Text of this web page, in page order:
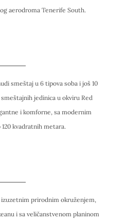
aerodroma Tenerife South.
smeštaj u 6 tipova soba i još 10
jedinica u okviru Red
i komforne, sa modernim
kvadratnih metara.
prirodnim okruženjem,
i sa veličanstvenom planinom